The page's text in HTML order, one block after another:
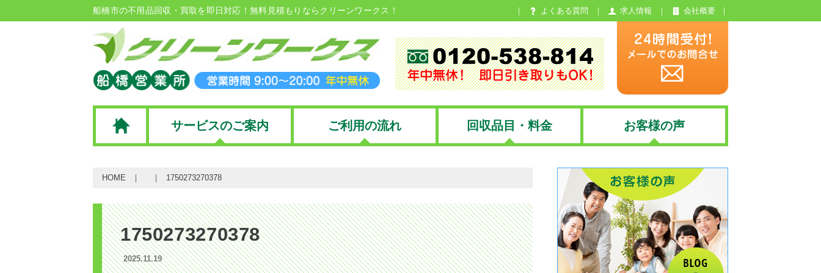
船橋市の不用品回収・買取を即日対応！無料見積もりならクリーンワークス！ よくある質問 求人情報 会社概要
サービスのご案内 ご利用の流れ 回収品目・料金 お客様の声
HOME 1750273270378
1750273270378
2025.11.19